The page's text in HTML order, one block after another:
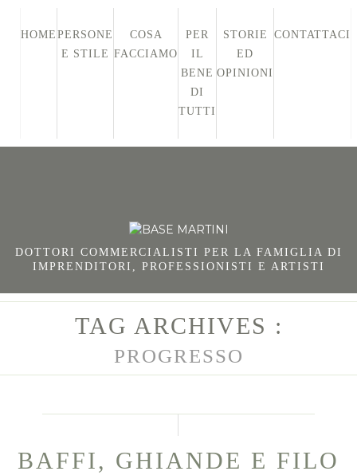
HOME PERSONE
E STILE
COSA
FACCIAMO
PER
IL
BENE
DI
TUTTI
STORIE
ED
OPINIONI
CONTATTACI
DOTTORI COMMERCIALISTI PER LA FAMIGLIA DI
IMPRENDITORI, PROFESSIONISTI E ARTISTI
TAG ARCHIVES :
PROGRESSO
BAFFI, GHIANDE E FILO